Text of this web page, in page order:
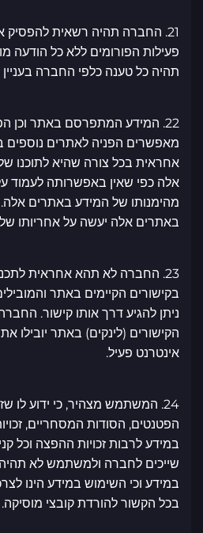
21. החברה תהיה רשאית להפסיק
פעילות הפורומים ללא כל
תהיה כל טענה כלפי החברה בעניין
22. המידע המתפרסם באתר וכן
מאפשרים הפניה לאתרים נוספים
אחראית בכל צורה שהיא לתוכנו
אלה כפי שאין באפשרותה לעמוד על
מהימנותו של המידע באתרים
באתרים אלה יעשה על אחריותו
23. החברה לא תהא אחראית
בקישורים הקיימים באתר
ניתן להגיע דרך אותו קישור.
הקישורים (לינקים) באתר
אינטרנט פעיל.
24. המשתמש מצהיר, כי ידוע לו
הפטנטים, הסודות המסחריים,
במידע לרבות זכויות ההפצה וכל
שייכים לחברה ולמשתמש לא
במידע וכי השימוש במידע הינו
בכל הקשור להורדת קובצי מוסיקה.